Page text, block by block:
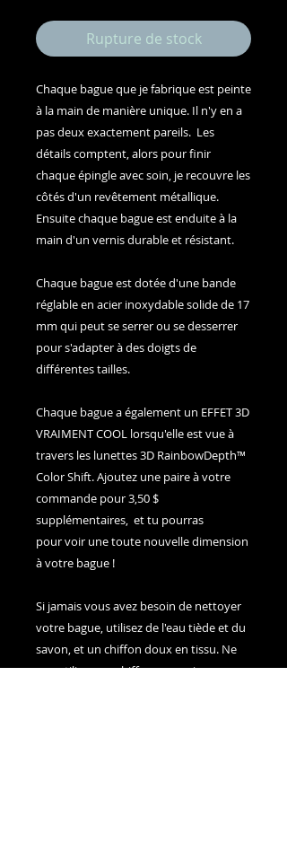
Rupture de stock
Chaque bague que je fabrique est peinte
à la main de manière unique. Il n'y en a
pas deux exactement pareils. Les
détails comptent, alors pour finir
chaque épingle avec soin, je recouvre les
côtés d'un revêtement métallique.
Ensuite chaque bague est enduite à la
main d'un vernis durable et résistant.
Chaque bague est dotée d'une bande
réglable en acier inoxydable solide de 17
mm qui peut se serrer ou se desserrer
pour s'adapter à des doigts de
différentes tailles.
Chaque bague a également un EFFET 3D
VRAIMENT COOL lorsqu'elle est vue à
travers les lunettes 3D RainbowDepth™
Color Shift. Ajoutez une paire à votre
commande pour 3,50 $
supplémentaires, et tu pourras
pour voir une toute nouvelle dimension
à votre bague !
Si jamais vous avez besoin de nettoyer
votre bague, utilisez de l'eau tiède et du
savon, et un chiffon doux en tissu. Ne
pas utiliser un chiffon en papier.